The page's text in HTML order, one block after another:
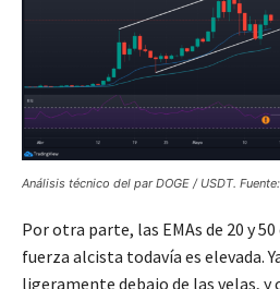
Análisis técnico del par DOGE / USDT. Fuente:
Por otra parte, las EMAs de 20 y
fuerza alcista todavía es elevada.
ligeramente debajo de las velas, y